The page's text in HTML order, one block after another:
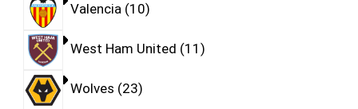
Valencia 10
West Ham United 11
Wolves 23